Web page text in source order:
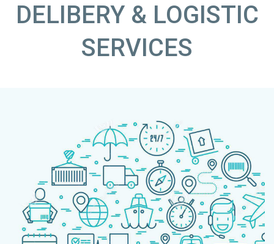
DELIBERY & LOGISTIC
SERVICES